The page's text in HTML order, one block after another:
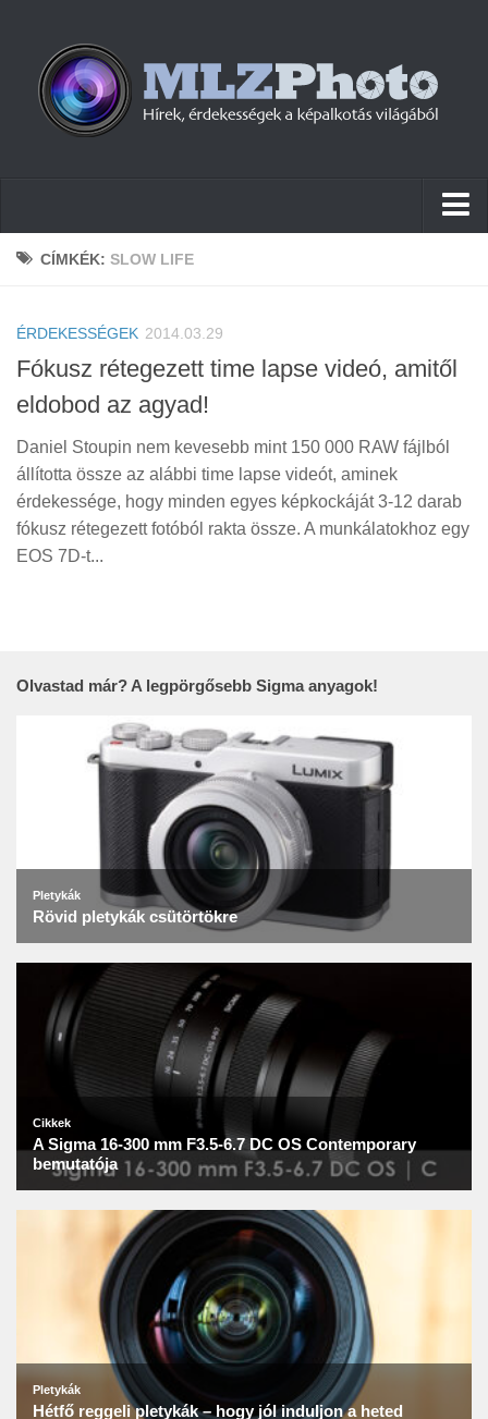
Hírek
Cikkek
Szoftver
Firmware
Tudástár
Tanácsok
Érdekességek
CÍMKÉK: SLOW LIFE
ÉRDEKESSÉGEK 2014.03.29
Fókusz rétegezett time lapse videó, amitől
eldobod az agyad!
Daniel Stoupin nem kevesebb mint 150 000 RAW fájlból
állította össze az alábbi time lapse videót, aminek
érdekessége, hogy minden egyes képkockáját 3-12 darab
fókusz rétegezett fotóból rakta össze. A munkálatokhoz egy
EOS 7D-t...
Olvastad már? A legpörgősebb Sigma anyagok!